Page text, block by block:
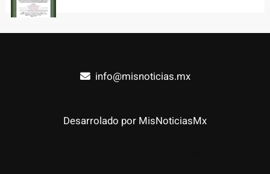
info@misnoticias.mx
Desarrolado por MisNoticiasMx